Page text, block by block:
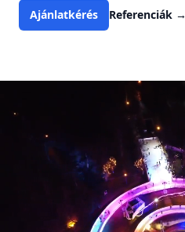
Ajánlatkérés Referenciák →